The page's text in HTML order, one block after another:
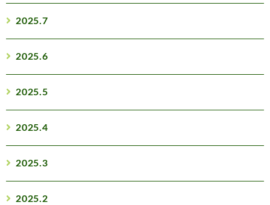
2025.7
2025.6
2025.5
2025.4
2025.3
2025.2